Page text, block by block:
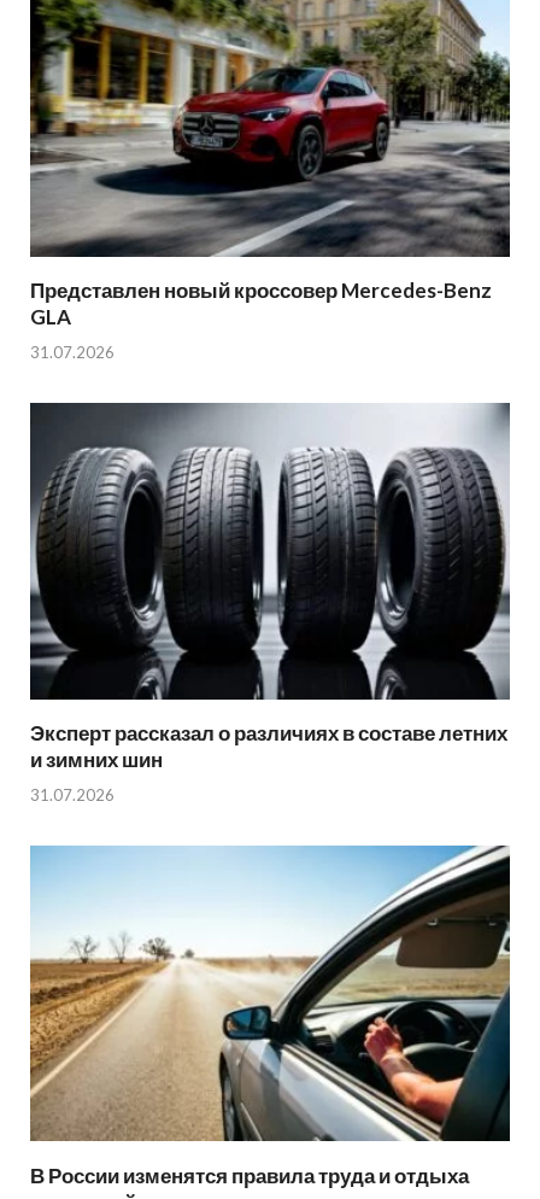
Представлен новый кроссовер Mercedes-Benz
GLA
31.07.2026
Эксперт рассказал о различиях в составе летних
и зимних шин
31.07.2026
В России изменятся правила труда и отдыха